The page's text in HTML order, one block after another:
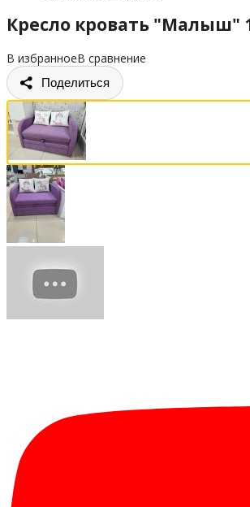
Кресло кровать "Малыш"
В избранноеВ сравнение
Поделиться